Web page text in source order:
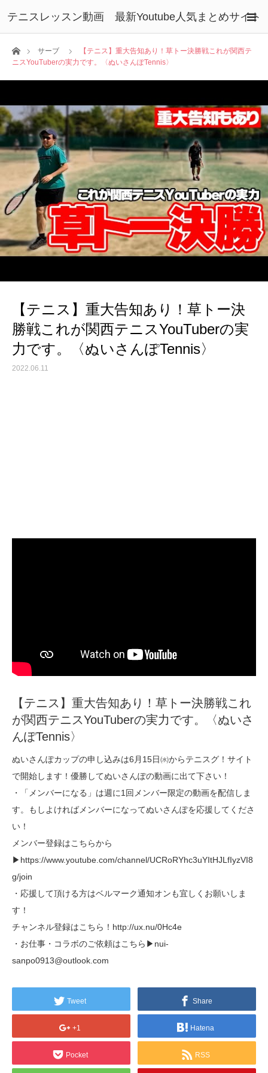
テニスレッスン動画 最新Youtube人気まとめサイト
ホームサーブ
【テニス】重大告知あり！草トー決勝戦これが関西テ
ニスYouTuberの実力です。〈ぬいさんぽTennis〉
【テニス】重大告知あり！草トー決
勝戦これが関西テニスYouTuberの実
力です。〈ぬいさんぽTennis〉
2022.06.11
【テニス】重大告知あり！草トー決勝戦これ
が関西テニスYouTuberの実力です。〈ぬいさ
んぽTennis〉
ぬいさんぽカップの申し込みは6月15日㈬からテニスグ！サイト
で開始します！優勝してぬいさんぽの動画に出て下さい！
・「メンバーになる」は週に1回メンバー限定の動画を配信しま
す。もしよければメンバーになってぬいさんぽを応援してくださ
い！
メンバー登録はこちらから
▶https://www.youtube.com/channel/UCRoRYhc3uYItHJLfIyzVI8
g/join
・応援して頂ける方はベルマーク通知オンも宜しくお願いしま
す！
チャンネル登録はこちら！http://ux.nu/0Hc4e
・お仕事・コラボのご依頼はこちら▶nui-
sanpo0913@outlook.com
Tweet Share
+1 Hatena
Pocket RSS